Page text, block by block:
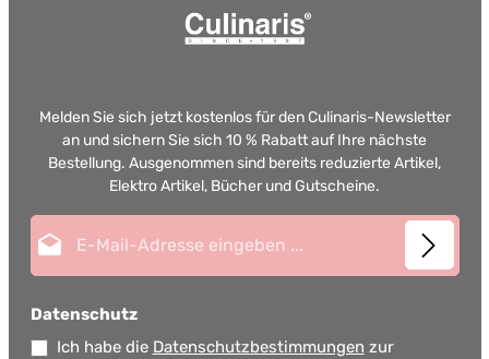
Melden Sie sich jetzt kostenlos für den Culinaris-Newsletter
an und sichern Sie sich 10 % Rabatt auf Ihre nächste
Bestellung. Ausgenommen sind bereits reduzierte Artikel,
Elektro Artikel, Bücher und Gutscheine.
Datenschutz
Ich habe die Datenschutzbestimmungen zur